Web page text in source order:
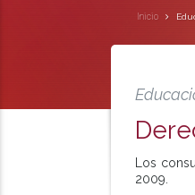
Inicio
Los
2009.